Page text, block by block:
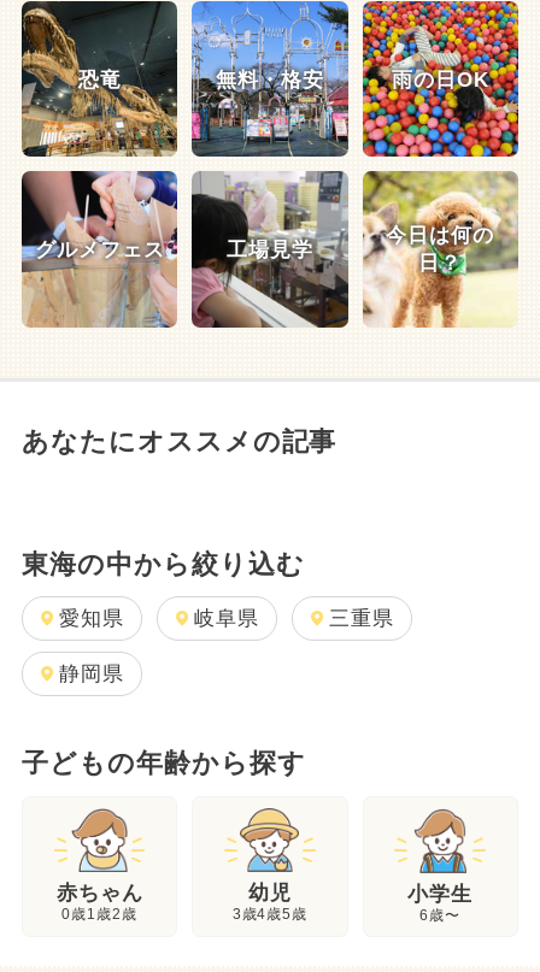
恐竜 無料・格安 雨の日OK
グルメフェス 工場見学
今日は何の
日？
あなたにオススメの記事
東海の中から絞り込む
愛知県 岐阜県 三重県
静岡県
子どもの年齢から探す
赤ちゃん
0歳1歳2歳
幼児
3歳4歳5歳
小学生
6歳〜